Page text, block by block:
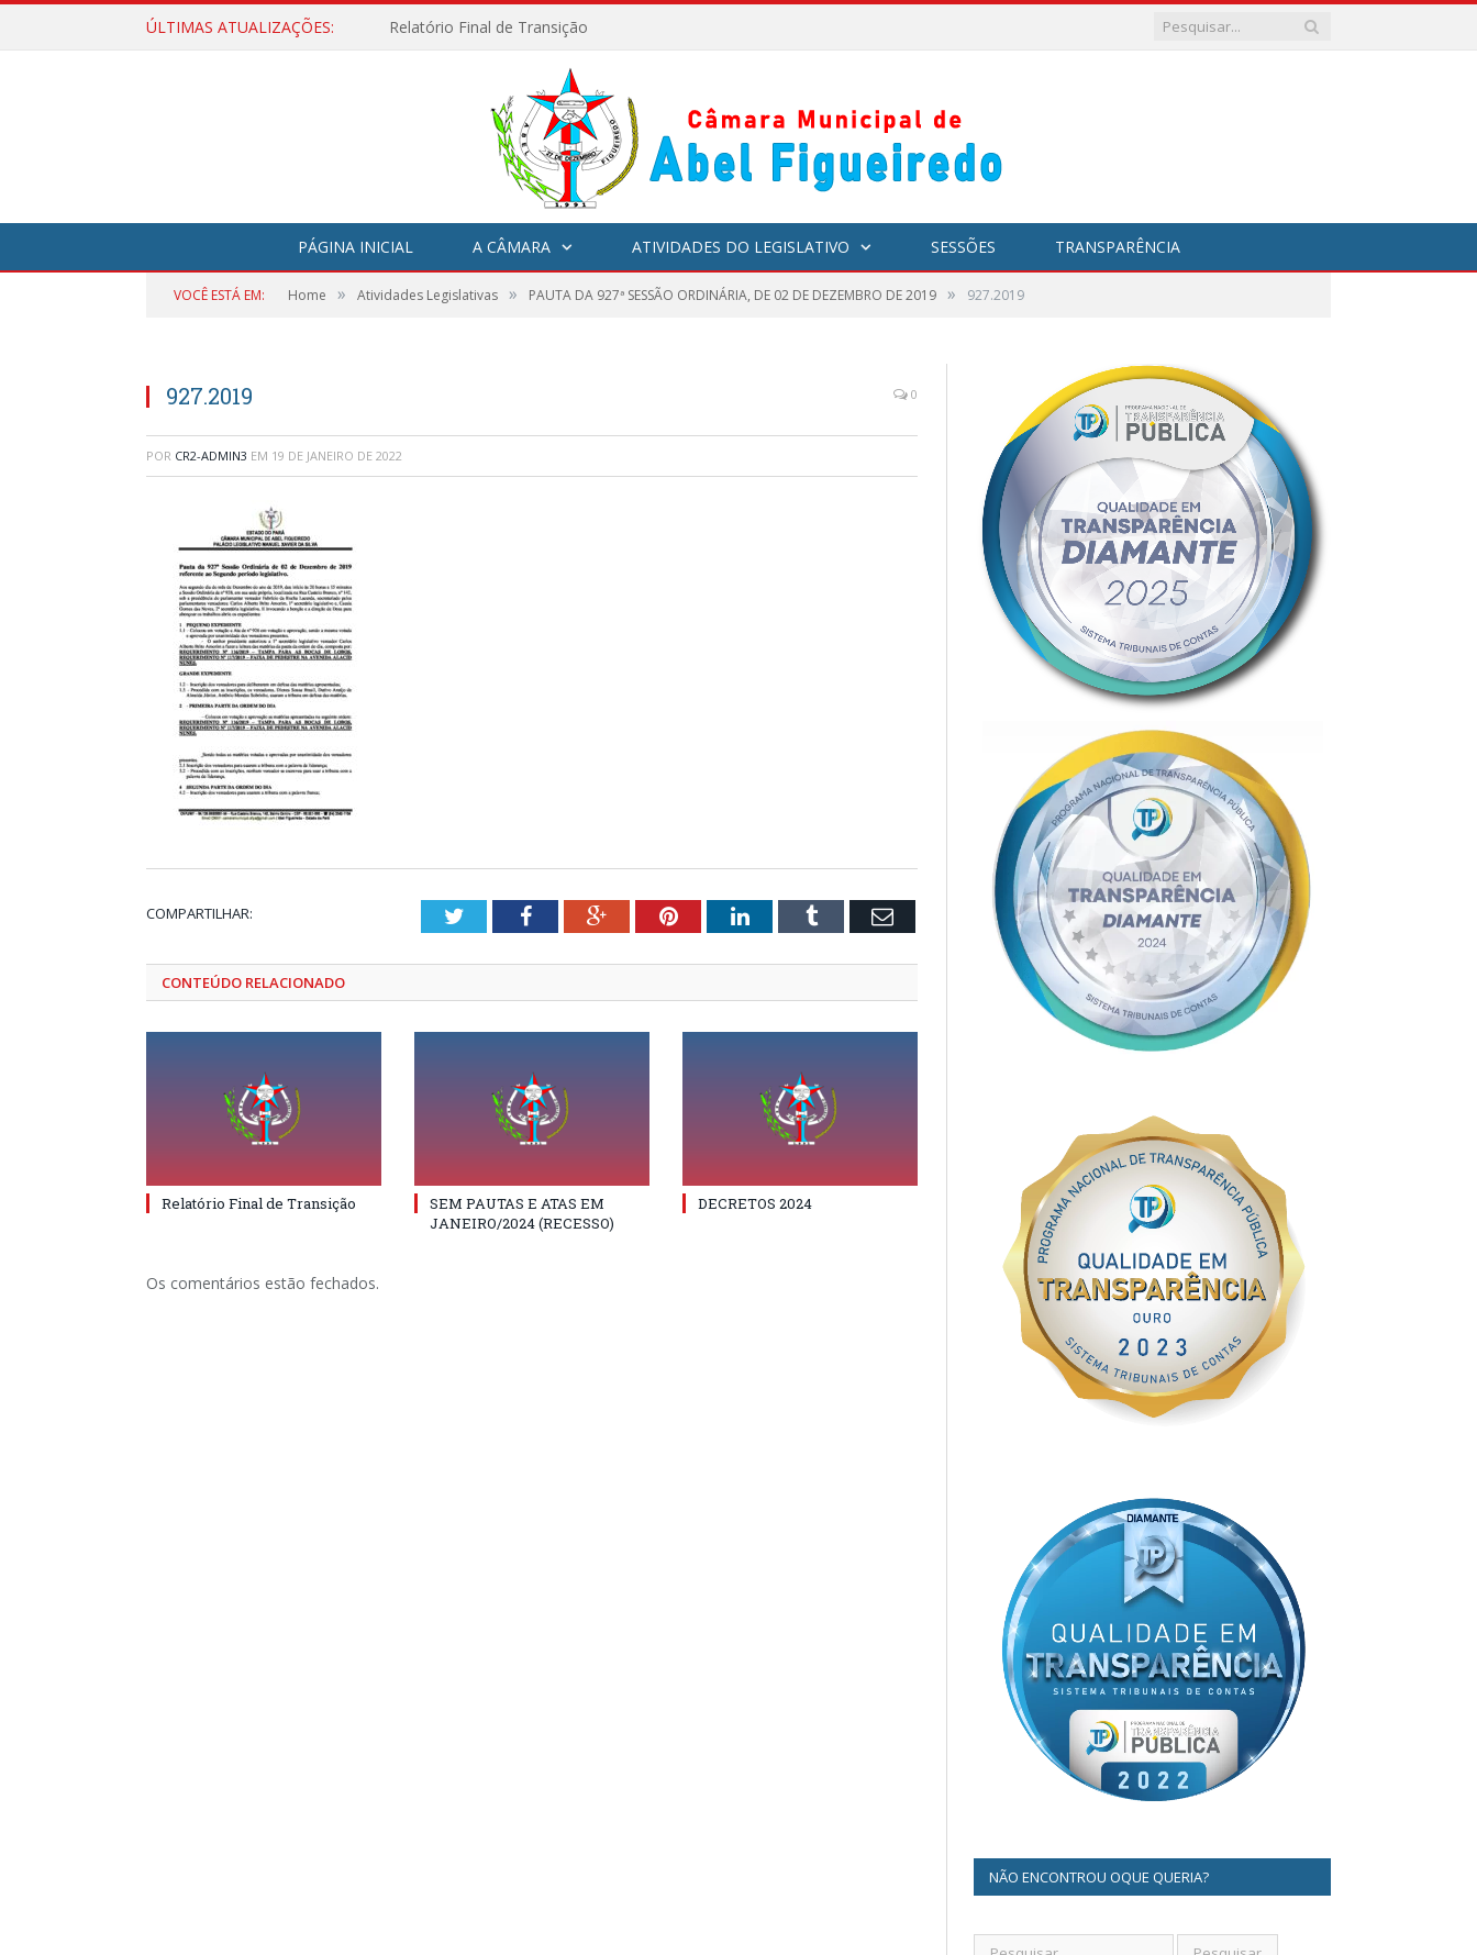
ÚLTIMAS ATUALIZAÇÕES: Relatório Final de Transição
PÁGINA INICIAL A CÂMARA ATIVIDADES DO LEGISLATIVO SESSÕES TRANSPARÊNCIA
VOCÊ ESTÁ EM: Home » Atividades Legislativas » PAUTA DA 927ª SESSÃO ORDINÁRIA, DE 02 DE DEZEMBRO DE 2019 » 927.2019
927.2019 0
POR CR2-ADMIN3 EM 19 DE JANEIRO DE 2022
COMPARTILHAR: TwitterFacebookGoogle+PinterestLinkedInTumblr Email
CONTEÚDO RELACIONADO
Relatório Final de Transição
SEM PAUTAS E ATAS EM
JANEIRO/2024 (RECESSO)
DECRETOS 2024
Os comentários estão fechados.
NÃO ENCONTROU OQUE QUERIA?